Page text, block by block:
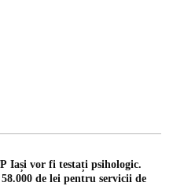
Iași vor fi testați psihologic.
de lei pentru servicii de